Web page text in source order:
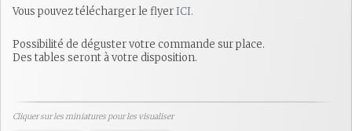
Vous pouvez télécharger le flyerICI.
Possibilité de déguster votre commande sur place.
Des tables seront à votre disposition.
Cliquer sur les miniatures pour les visualiser